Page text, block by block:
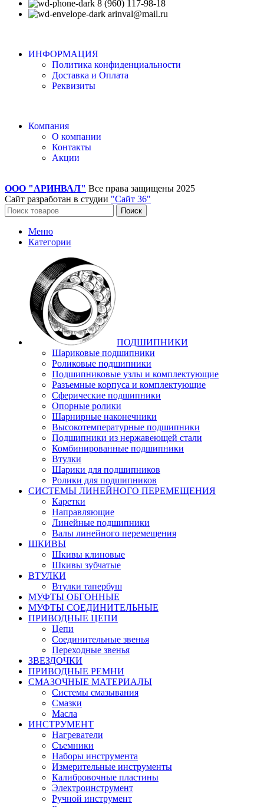
8 (960) 117-98-18
arinval@mail.ru
ИНФОРМАЦИЯ
Политика конфиденциальности
Доставка и Оплата
Реквизиты
Компания
О компании
Контакты
Акции
ООО "АРИНВАЛ" Все права защищены 2025
Сайт разработан в студии "Сайт 36"
Поиск
Меню
Категории
ПОДШИПНИКИ
Шариковые подшипники
Роликовые подшипники
Подшипниковые узлы и комплектующие
Разъемные корпуса и комплектующие
Сферические подшипники
Опорные ролики
Шарнирные наконечники
Высокотемпературные подшипники
Подшипники из нержавеющей стали
Комбинированные подшипники
Втулки
Шарики для подшипников
Ролики для подшипников
СИСТЕМЫ ЛИНЕЙНОГО ПЕРЕМЕЩЕНИЯ
Каретки
Направляющие
Линейные подшипники
Валы линейного перемещения
ШКИВЫ
Шкивы клиновые
Шкивы зубчатые
ВТУЛКИ
Втулки тапербуш
МУФТЫ ОБГОННЫЕ
МУФТЫ СОЕДИНИТЕЛЬНЫЕ
ПРИВОДНЫЕ ЦЕПИ
Цепи
Соединительные звенья
Переходные звенья
ЗВЕЗДОЧКИ
ПРИВОДНЫЕ РЕМНИ
СМАЗОЧНЫЕ МАТЕРИАЛЫ
Системы смазывания
Смазки
Масла
ИНСТРУМЕНТ
Нагреватели
Съемники
Наборы инструмента
Измерительные инструменты
Калибровочные пластины
Электроинструмент
Ручной инструмент